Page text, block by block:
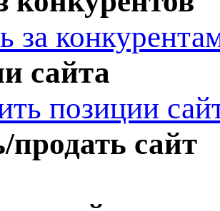
за
сайта
позиции
продать сайт